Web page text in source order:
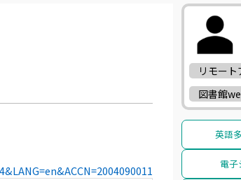
リモート
図書館
英語
電子